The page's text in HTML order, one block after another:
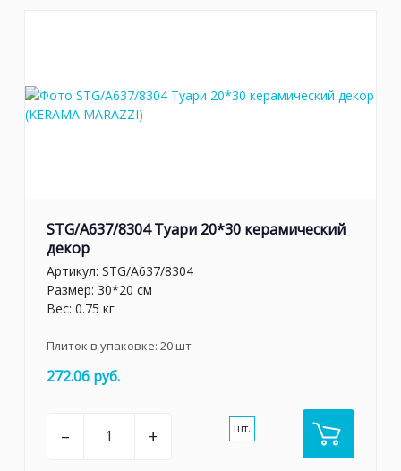
STG/A637/8304 Туари 20*30 керамический
декор
Артикул: STG/A637/8304
Размер: 30*20 см
Вес: 0.75 кг
Плиток в упаковке: 20шт
272.06 руб.
– + шт.